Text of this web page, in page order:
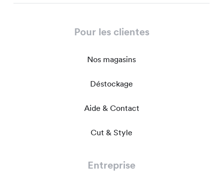
Pour les clientes
Nos magasins
Déstockage
Aide & Contact
Cut & Style
Entreprise